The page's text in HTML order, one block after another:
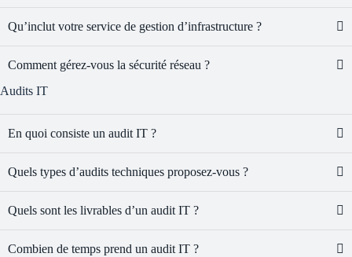
Qu’inclut votre service de gestion d’infrastructure ?
Comment gérez-vous la sécurité réseau ?
Audits IT
En quoi consiste un audit IT ?
Quels types d’audits techniques proposez-vous ?
Quels sont les livrables d’un audit IT ?
Combien de temps prend un audit IT ?